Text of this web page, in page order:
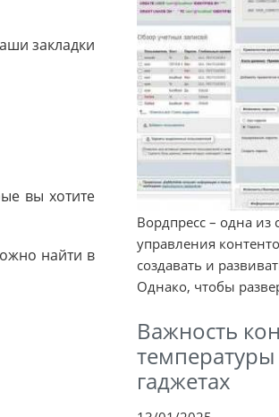
закладки
вы хотите
найти в
Вордпресс – одна
управления
создавать и
Однако, чтобы
Важность
гаджетах